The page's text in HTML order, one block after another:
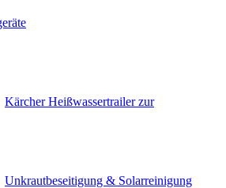
Kärcher Heißwassertrailer zur
Unkrautbeseitigung & Solarreinigung